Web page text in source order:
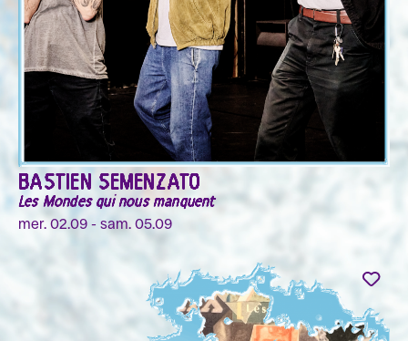
BASTIEN SEMENZATO
Les Mondes qui nous manquent
mer. 02.09 - sam. 05.09